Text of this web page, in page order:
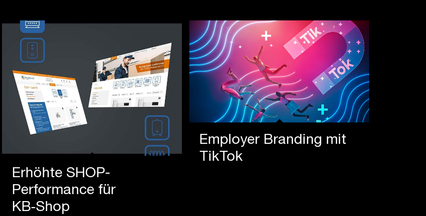
Erhöhte SHOP-
Performance für
KB‑Shop
Employer Branding mit
TikTok